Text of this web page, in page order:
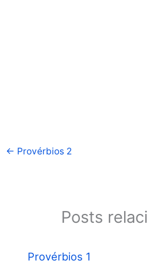
← Provérbios 2
Posts
Provérbios 1